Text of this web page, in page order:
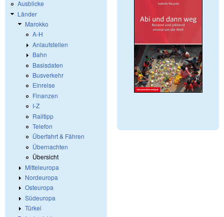
Ausblicke
Länder
Marokko
A-H
Anlaufstellen
Bahn
Basisdaten
Busverkehr
Einreise
Finanzen
I-Z
Railtipp
Telefon
Überfahrt & Fähren
Übernachten
Übersicht
Mitteleuropa
Nordeuropa
Osteuropa
Südeuropa
Türkei